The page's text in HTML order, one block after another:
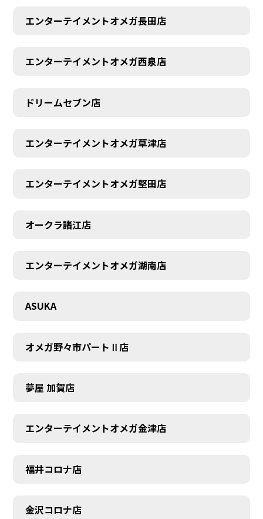
エンターテイメントオメガ長田店
エンターテイメントオメガ西泉店
ドリームセブン店
エンターテイメントオメガ草津店
エンターテイメントオメガ堅田店
オークラ諸江店
エンターテイメントオメガ湖南店
ASUKA
オメガ野々市パートⅡ店
夢屋 加賀店
エンターテイメントオメガ金津店
福井コロナ店
金沢コロナ店